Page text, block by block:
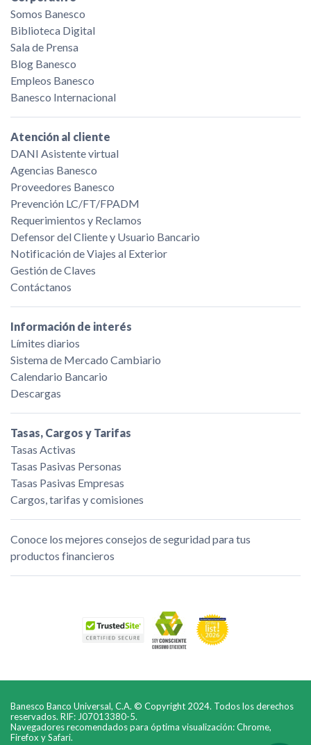
Somos Banesco
Biblioteca Digital
Sala de Prensa
Blog Banesco
Empleos Banesco
Banesco Internacional
Atención al cliente
DANI Asistente virtual
Agencias Banesco
Proveedores Banesco
Prevención LC/FT/FPADM
Requerimientos y Reclamos
Defensor del Cliente y Usuario Bancario
Notificación de Viajes al Exterior
Gestión de Claves
Contáctanos
Información de interés
Límites diarios
Sistema de Mercado Cambiario
Calendario Bancario
Descargas
Tasas, Cargos y Tarifas
Tasas Activas
Tasas Pasivas Personas
Tasas Pasivas Empresas
Cargos, tarifas y comisiones
Conoce los mejores consejos de seguridad para tus
productos financieros
Banesco Banco Universal, C.A. © Copyright 2024. Todos los derechos
reservados. RIF: J07013380-5.
Navegadores recomendados para óptima visualización: Chrome,
Firefox y Safari.